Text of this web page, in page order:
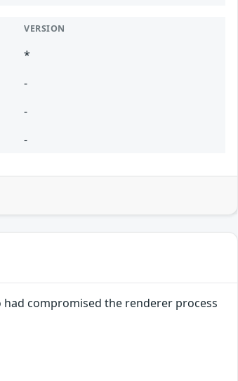
VERSION
*
-
-
-
compromised the renderer process